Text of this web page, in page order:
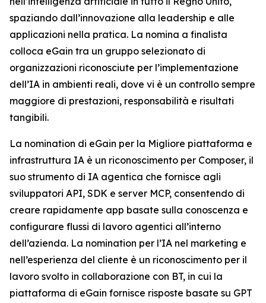
spaziando dall’innovazione alla leadership e alle
applicazioni nella pratica. La nomina a finalista
colloca eGain tra un gruppo selezionato di
organizzazioni riconosciute per l’implementazione
dell’IA in ambienti reali, dove vi è un controllo sempre
maggiore di prestazioni, responsabilità e risultati
tangibili.
La nomination di eGain per la Migliore piattaforma e
infrastruttura IA è un riconoscimento per Composer, il
suo strumento di IA agentica che fornisce agli
sviluppatori API, SDK e server MCP, consentendo di
creare rapidamente app basate sulla conoscenza e
configurare flussi di lavoro agentici all’interno
dell’azienda. La nomination per l’IA nel marketing e
nell’esperienza del cliente è un riconoscimento per il
lavoro svolto in collaborazione con BT, in cui la
piattaforma di eGain fornisce risposte basate su GPT